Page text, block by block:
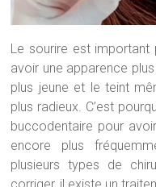
Le sourire est
avoir une apparence
plus jeune et le teint
plus radieux. C’est
buccodentaire pour
encore plus
plusieurs types de